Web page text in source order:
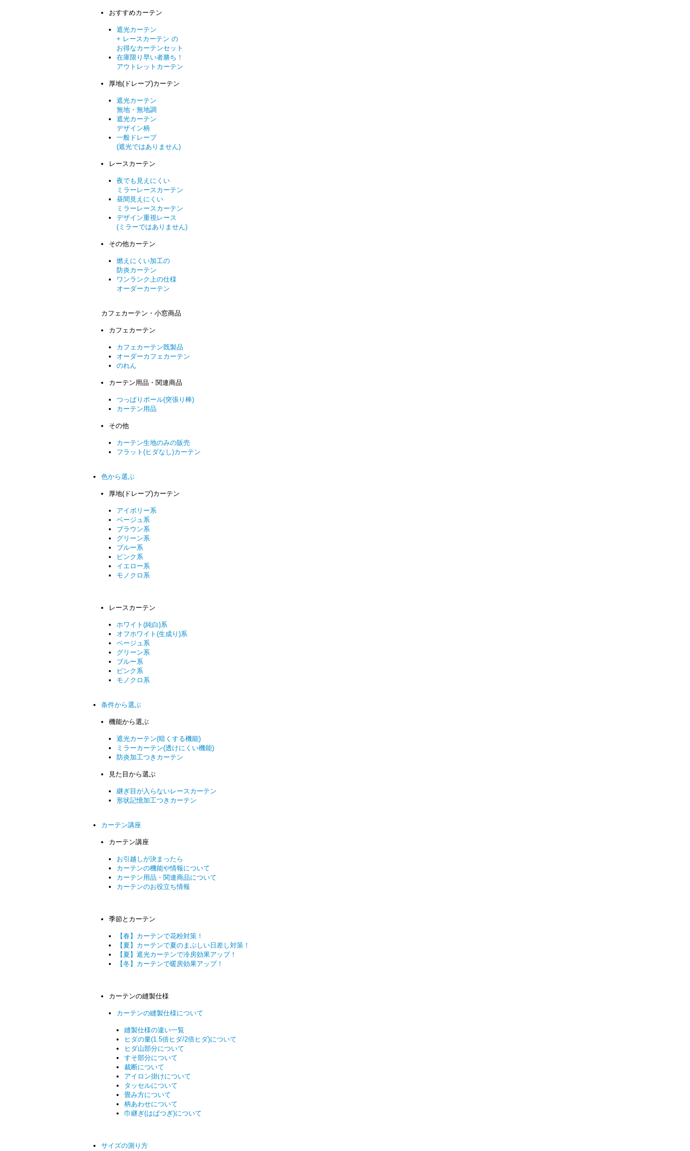
おすすめカーテン
遮光カーテン
+ レースカーテン の
お得なカーテンセット
在庫限り早い者勝ち！
アウトレットカーテン
厚地(ドレープ)カーテン
遮光カーテン
無地・無地調
遮光カーテン
デザイン柄
一般ドレープ
(遮光ではありません)
レースカーテン
夜でも見えにくい
ミラーレースカーテン
昼間見えにくい
ミラーレースカーテン
デザイン重視レース
(ミラーではありません)
その他カーテン
燃えにくい加工の
防炎カーテン
ワンランク上の仕様
オーダーカーテン
カフェカーテン・小窓商品
カフェカーテン
カフェカーテン既製品
オーダーカフェカーテン
のれん
カーテン用品・関連商品
つっぱりポール(突張り棒)
カーテン用品
その他
カーテン生地のみの販売
フラット(ヒダなし)カーテン
色から選ぶ
厚地(ドレープ)カーテン
アイボリー系
ベージュ系
ブラウン系
グリーン系
ブルー系
ピンク系
イエロー系
モノクロ系
レースカーテン
ホワイト(純白)系
オフホワイト(生成り)系
ベージュ系
グリーン系
ブルー系
ピンク系
モノクロ系
条件から選ぶ
機能から選ぶ
遮光カーテン(暗くする機能)
ミラーカーテン(透けにくい機能)
防炎加工つきカーテン
見た目から選ぶ
継ぎ目が入らないレースカーテン
形状記憶加工つきカーテン
カーテン講座
カーテン講座
お引越しが決まったら
カーテンの機能や情報について
カーテン用品・関連商品について
カーテンのお役立ち情報
季節とカーテン
【春】カーテンで花粉対策！
【夏】カーテンで夏のまぶしい日差し対策！
【夏】遮光カーテンで冷房効果アップ！
【冬】カーテンで暖房効果アップ！
カーテンの縫製仕様
カーテンの縫製仕様について
縫製仕様の違い一覧
ヒダの量(1.5倍ヒダ/2倍ヒダ)について
ヒダ山部分について
すそ部分について
裁断について
アイロン掛けについて
タッセルについて
畳み方について
柄あわせについて
巾継ぎ(はばつぎ)について
サイズの測り方